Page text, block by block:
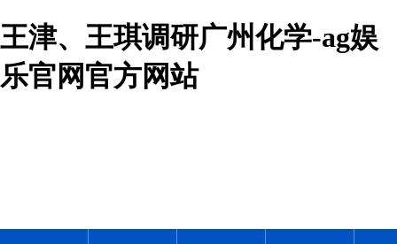
王津、王琪调研广州化学-ag娱
乐官网官方网站